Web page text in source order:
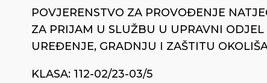
POVJERENSTVO ZA PROVOĐENJE
ZA PRIJAM U SLUŽBU U UPRAVNI ODJEL
UREĐENJE, GRADNJU I ZAŠTITU
KLASA: 112-02/23-03/5